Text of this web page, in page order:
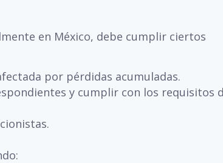
en México, debe cumplir ciertos
por pérdidas acumuladas.
y cumplir con los requisitos